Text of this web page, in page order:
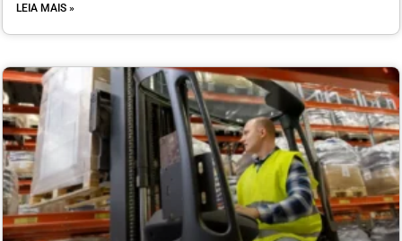
LEIA MAIS »